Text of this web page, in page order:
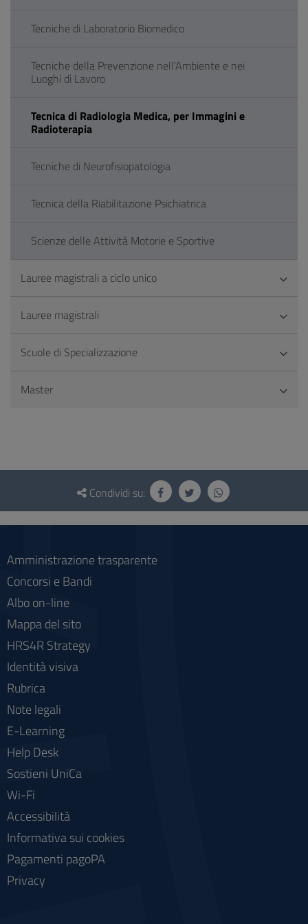
Tecniche di Laboratorio Biomedico
Tecniche della Prevenzione nell'Ambiente e nei
Luoghi di Lavoro
Tecnica di Radiologia Medica, per Immagini e
Radioterapia
Tecniche di Neurofisiopatologia
Tecnica della Riabilitazione Psichiatrica
Scienze delle Attività Motorie e Sportive
Lauree magistrali a ciclo unico
Lauree magistrali
Scuole di Specializzazione
Master
Questionario
social
Condividi su:
Amministrazione trasparente
Concorsi e Bandi
Albo on-line
Mappa del sito
HRS4R Strategy
Identità visiva
Rubrica
Note legali
E-Learning
Help Desk
Sostieni UniCa
Wi-Fi
Accessibilità
Informativa sui cookies
Pagamenti pagoPA
Privacy